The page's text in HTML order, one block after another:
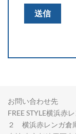
お問い合わせ先
FREE STYLE横浜
２ 横浜赤レンガ倉